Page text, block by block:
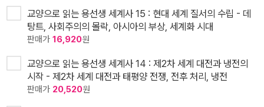
교양으로 읽는 용선생 세계사 15 : 현대 세계 질서의 수립 - 데
탕트, 사회주의의 몰락, 아시아의 부상, 세계화 시대
판매가 16,920원
교양으로 읽는 용선생 세계사 14 : 제2차 세계 대전과 냉전의
시작 - 제2차 세계 대전과 태평양 전쟁, 전후 처리, 냉전
판매가 20,520원